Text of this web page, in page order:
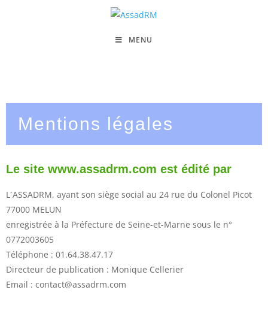
MENU
Mentions légales
Le site www.assadrm.com est édité par
L´ASSADRM, ayant son siège social au 24 rue du Colonel Picot
77000 MELUN
enregistrée à la Préfecture de Seine-et-Marne sous le n°
0772003605
Téléphone : 01.64.38.47.17
Directeur de publication : Monique Cellerier
Email : contact@assadrm.com